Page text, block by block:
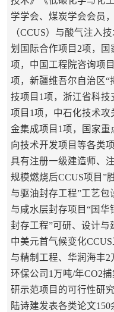
学学会、煤炭学会会员
（CCUS）与酸气注入
划国际合作项目2项，
项，中国工程院咨询项
项，新疆维吾尔自治区“
技项目1项，浙江省科
项目1项，中石化技术
金集成项目1项，国家
向技术开发项目等各类
具有注册一级建造师、
规模燃烧后CCUS项目”
与驱油封存工程”工艺
与咸水层封存项目“国华
封存工程”可研、设计与
中美元首气候变化
与精制工程、华润海丰2
环保公司1万吨/年CO2
研示范项目的可行性研
陆诗建发表各类论文